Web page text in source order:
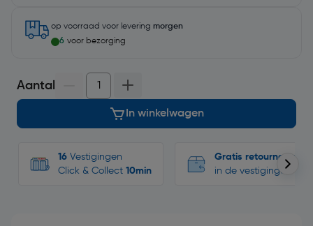
op voorraad voor levering morgen
6 voor bezorging
Aantal
In winkelwagen
16 Vestigingen
Click & Collect 10min
Gratis retourneren
in de vestigingen